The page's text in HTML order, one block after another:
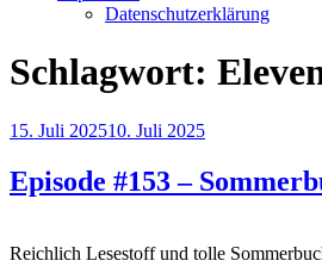
Datenschutzerklärung
Schlagwort:
Veröffentlicht
15. Juli 202510. Juli 2025
Episode #153 –
Reichlich Lesestoff und tolle